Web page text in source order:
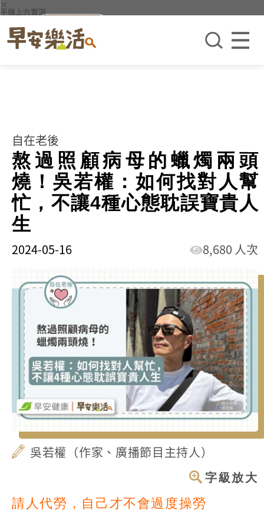
×
手機上方置頂
自在老後
熬過照顧病母的蠟燭兩頭
燒！吳若權：如何找對人幫
忙，不讓4種心態耽誤寶貴人
生
2024-05-16 8,680 人次
吳若權（作家、廣播節目主持人）
字級放大
請人代勞，自己才不會過度操勞